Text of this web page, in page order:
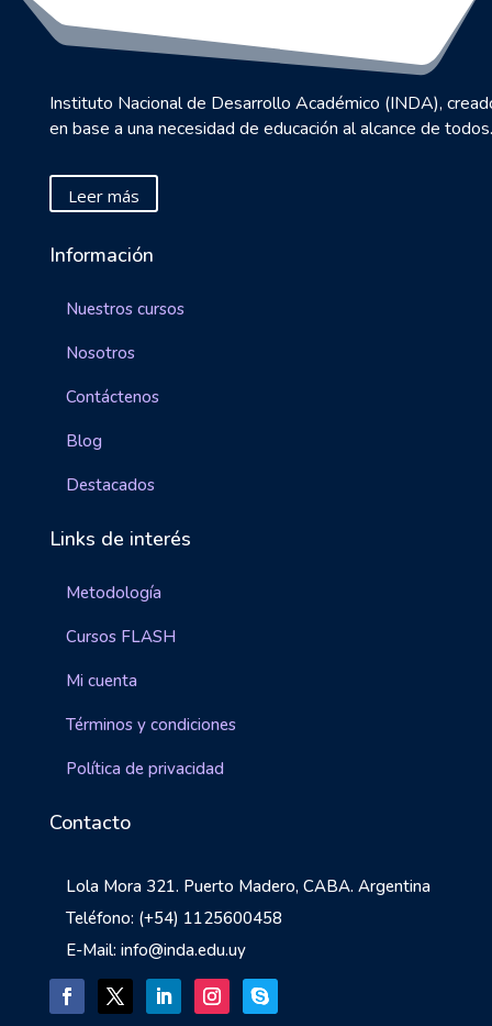
Instituto Nacional de Desarrollo Académico (INDA),
en base a una necesidad de educación al alcance de todos.
Leer más
Información
Nuestros cursos
Nosotros
Contáctenos
Blog
Destacados
Links de interés
Metodología
Cursos FLASH
Mi cuenta
Términos y condiciones
Política de privacidad
Contacto
Lola Mora 321. Puerto Madero, CABA. Argentina
Teléfono: (+54) 1125600458
E-Mail: info@inda.edu.uy